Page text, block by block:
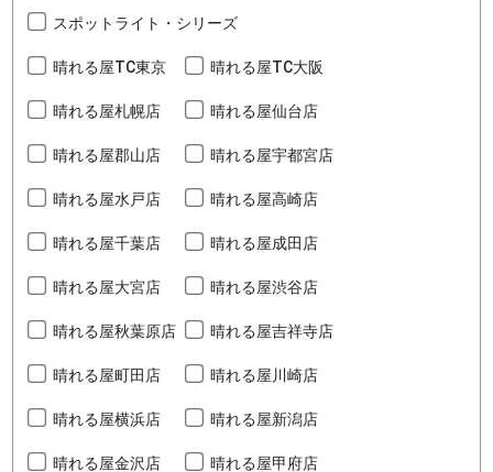
スポットライト・シリーズ
晴れる屋TC東京 晴れる屋TC大阪
晴れる屋札幌店 晴れる屋仙台店
晴れる屋郡山店 晴れる屋宇都宮店
晴れる屋水戸店 晴れる屋高崎店
晴れる屋千葉店 晴れる屋成田店
晴れる屋大宮店 晴れる屋渋谷店
晴れる屋秋葉原店 晴れる屋吉祥寺店
晴れる屋町田店 晴れる屋川崎店
晴れる屋横浜店 晴れる屋新潟店
晴れる屋金沢店 晴れる屋甲府店